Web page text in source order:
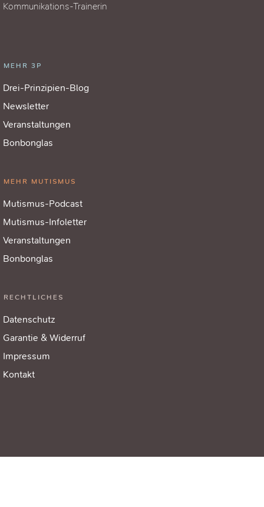
Kommunikations-Trainerin
MEHR 3P
Drei-Prinzipien-Blog
Newsletter
Veranstaltungen
Bonbonglas
MEHR MUTISMUS
Mutismus-Podcast
Mutismus-Infoletter
Veranstaltungen
Bonbonglas
RECHTLICHES
Datenschutz
Garantie & Widerruf
Impressum
Kontakt